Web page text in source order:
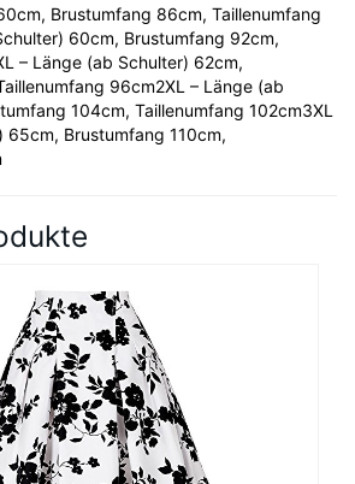
Brustumfang 86cm, Taillenumfang
60cm, Brustumfang 92cm,
– Länge (ab Schulter) 62cm,
96cm2XL – Länge (ab
104cm, Taillenumfang 102cm3XL
65cm, Brustumfang 110cm,